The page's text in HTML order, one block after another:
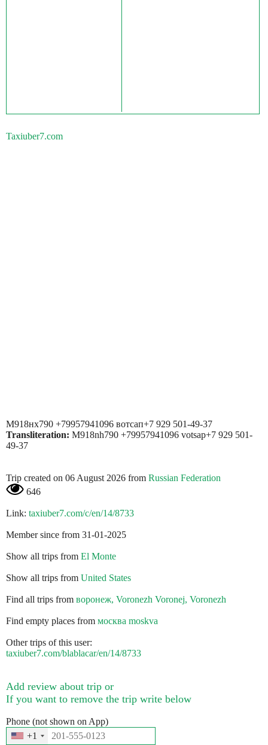
Taxiuber7.com
М918нх790 +79957941096 вотсап+7 929 501-49-37
Transliteration: M918nh790 +79957941096 votsap+7 929 501-
49-37
Trip created on 06 August 2026 from Russian Federation
646
Link: taxiuber7.com/c/en/14/8733
Member since from 31-01-2025
Show all trips from El Monte
Show all trips from United States
Find all trips from воронеж, Voronezh Voronej, Voronezh
Find empty places from москва moskva
Other trips of this user:
taxiuber7.com/blablacar/en/14/8733
Add review about trip or
If you want to remove the trip write below
Phone (not shown on App)
+1